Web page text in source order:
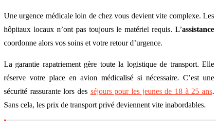
Une urgence médicale loin de chez vous devient vite complexe. Les
hôpitaux locaux n’ont pas toujours le matériel requis. L’assistance
coordonne alors vos soins et votre retour d’urgence.
La garantie rapatriement gère toute la logistique de transport. Elle
réserve votre place en avion médicalisé si nécessaire. C’est une
sécurité rassurante lors des séjours pour les jeunes de 18 à 25 ans.
Sans cela, les prix de transport privé deviennent vite inabordables.